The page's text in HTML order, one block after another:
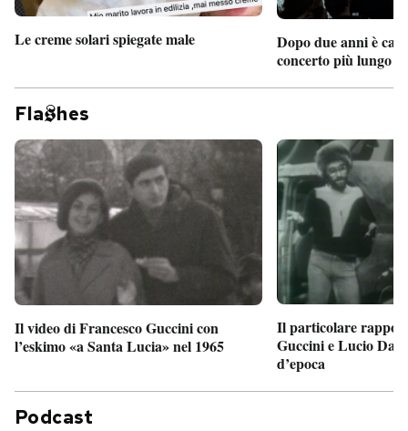
Le creme solari spiegate male
Dopo due anni è
concerto più lungo
Fla hes
Il video di Francesco Guccini con
l’eskimo «a Santa Lucia» nel 1965
Il particolare
Guccini e Lucio
d’epoca
Podcast